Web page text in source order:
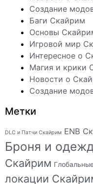
Создание
Баги Скайрим
Основы
Игровой мир
Интересное о
Магия и крики
Новости о
Создание
Метки
DLC и Патчи Скайрим ENB
Броня и
Скайрим
локации